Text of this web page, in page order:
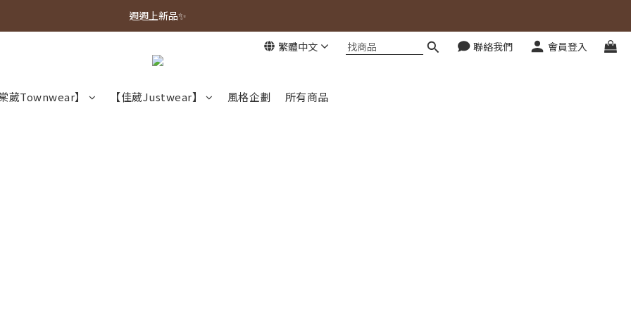
春夏新品上市🌿
週週上新品✨
繁體中文 聯絡我們 會員登入
葳Townwear】 【佳葳Justwear】 風格企劃 所有商品